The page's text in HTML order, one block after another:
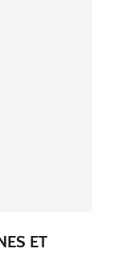
ET